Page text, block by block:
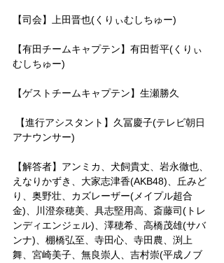
【司会】上田晋也(くりぃむしちゅー)
【有田チームキャプテン】有田哲平(くりぃ
むしちゅー)
【ゲストチームキャプテン】生瀬勝久
アナウンサー)
【解答者】アンミカ、犬飼貴丈、岩永徹也、
えなりかずき、大家志津香(AKB48)、丘みど
り、奥野壮、カズレーザー(メイプル超合
金)、川澄奈穂美、具志堅用高、斎藤司(トレ
ンディエンジェル)、澤穂希、高橋茂雄(サバ
ンナ)、棚橋弘至、寺田心、寺田農、渕上
舞、宮崎美子、無良崇人、吉村崇(平成ノブ